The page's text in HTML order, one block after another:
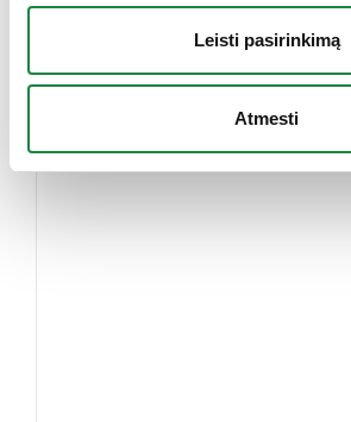
Leisti pasirinkimą
Atmesti
-40%